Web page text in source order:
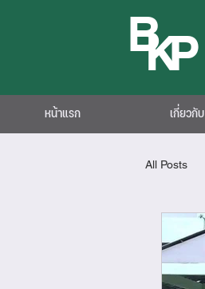
K
BP
หน้าแรก เกี่ยวกับ
All Posts